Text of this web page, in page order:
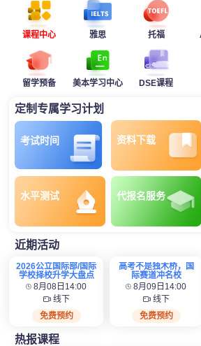
课程中心 雅思 托福
留学预备 美本学习中心 DSE课程
定制专属学习计划
考试时间 资料下载
水平测试 代报名服务
近期活动
2026公立国际部/国际
学校择校升学大盘点
8月08日14:00
线下
免费预约
高考不是独木桥，国
际赛道冲名校
8月09日14:00
线下
免费预约
热报课程